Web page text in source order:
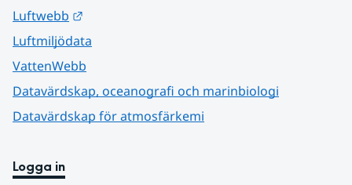
Luftwebb
Luftmiljödata
VattenWebb
Datavärdskap, oceanografi och marinbiologi
Datavärdskap för atmosfärkemi
Logga in